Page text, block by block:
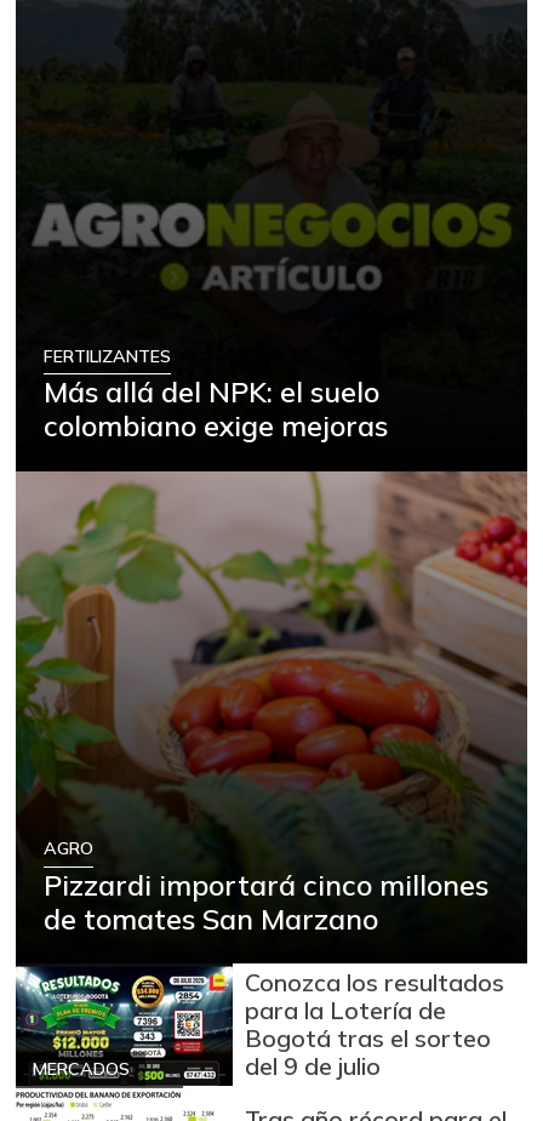
FERTILIZANTES
Más allá del NPK: el suelo
colombiano exige mejoras
AGRO
Pizzardi importará cinco millones
de tomates San Marzano
MERCADOS
Conozca los resultados
para la Lotería de
Bogotá tras el sorteo
del 9 de julio